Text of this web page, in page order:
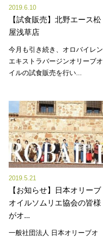
2019.6.10
【試食販売】北野エース松
屋浅草店
今月も引き続き、オロバイレン
エキストラバージンオリーブオ
イルの試食販売を行い...
2019.5.21
【お知らせ】日本オリーブ
オイルソムリエ協会の皆様
がオ...
一般社団法人 日本オリーブオ